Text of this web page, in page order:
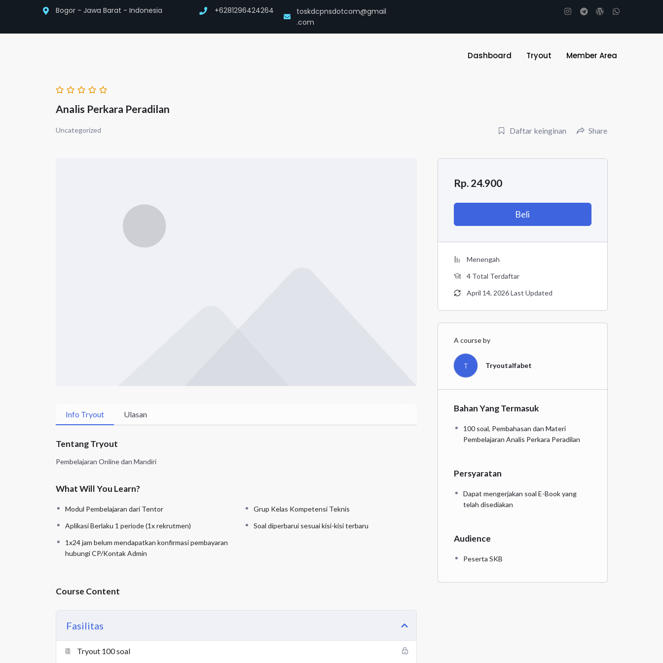
Bogor - Jawa Barat - Indonesia +6281296424264
toskdcpnsdotcom@gmail
.com
Dashboard Tryout Member Area
Analis Perkara Peradilan
Uncategorized Daftar keinginan Share
Info Tryout Ulasan
Tentang Tryout
Pembelajaran Online dan Mandiri
What Will You Learn?
Modul Pembelajaran dari Tentor
Grup Kelas Kompetensi Teknis
Aplikasi Berlaku 1 periode (1x rekrutmen)
Soal diperbarui sesuai kisi-kisi terbaru
1x24 jam belum mendapatkan konfirmasi pembayaran
hubungi CP/Kontak Admin
Course Content
Fasilitas
Tryout 100 soal
Rp. 24.900
Beli
Menengah
4 Total Terdaftar
April 14, 2026 Last Updated
A course by
T Tryoutalfabet
Bahan Yang Termasuk
100 soal, Pembahasan dan Materi
Pembelajaran Analis Perkara Peradilan
Persyaratan
Dapat mengerjakan soal E-Book yang
telah disediakan
Audience
Peserta SKB